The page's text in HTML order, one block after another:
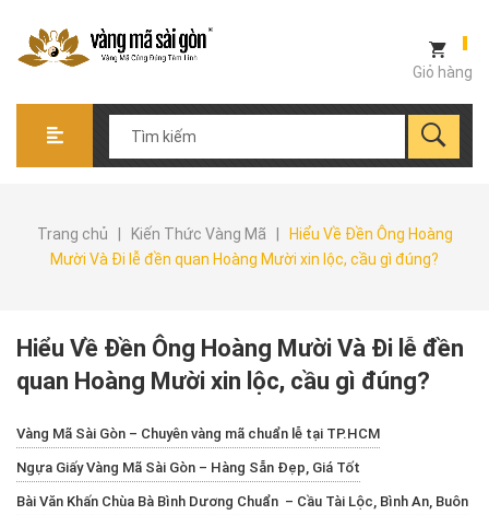
Giỏ hàng
Trang chủ Kiến Thức Vàng Mã
Hiểu Về Đền Ông Hoàng
Mười Và Đi lễ đền quan Hoàng Mười xin lộc, cầu gì đúng?
Hiểu Về Đền Ông Hoàng Mười Và Đi lễ đền
quan Hoàng Mười xin lộc, cầu gì đúng?
Vàng Mã Sài Gòn – Chuyên vàng mã chuẩn lễ tại TP.HCM
Ngựa Giấy Vàng Mã Sài Gòn – Hàng Sẵn Đẹp, Giá Tốt
Bài Văn Khấn Chùa Bà Bình Dương Chuẩn – Cầu Tài Lộc, Bình An, Buôn